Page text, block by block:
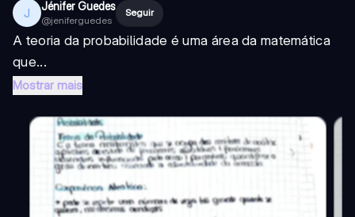
J Jénifer Guedes
@jeniferguedes
Seguir
A teoria da probabilidade é uma área da matemática
que...
Mostrar mais